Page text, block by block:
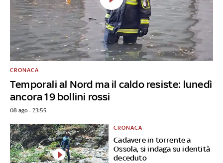
Temporali al Nord ma il caldo resiste: lunedì
ancora 19 bollini rossi
CRONACA
08 ago - 23:55
Cadavere in torrente a
Ossola, si indaga su identità
deceduto
CRONACA